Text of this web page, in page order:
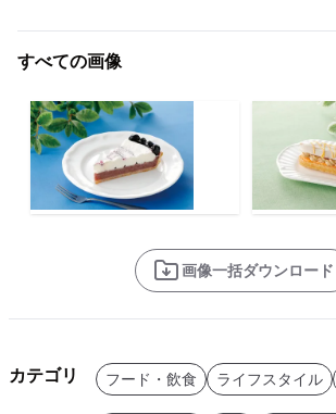
すべての画像
画像一括ダウンロード
カテゴリ フード・飲食 ライフスタイル